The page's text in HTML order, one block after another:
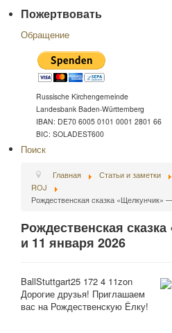
Пожертвовать
Обращение
Russische Kirchengemeinde
Landesbank Baden-Württemberg
IBAN: DE70 6005 0101 0001 2801 66
BIC: SOLADEST600
Поиск
Главная Статьи и заметки
ROJ
Рождественская сказка «Щелкунчик»
Рождественская
и 11 января 2026
BallStuttgart25 172 4 11zon
Дорогие друзья! Приглашаем
вас на Рождественскую Ёлку!